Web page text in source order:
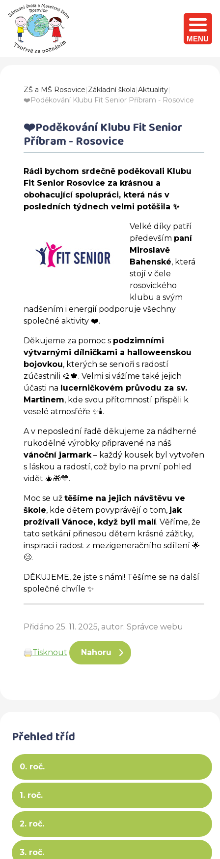
MENU
ZŠ a MŠ Rosovice|Základní škola|Aktuality|
❤️Poděkování Klubu Fit Senior Příbram - Rosovice
❤️Poděkování Klubu Fit Senior
Příbram - Rosovice
Rádi bychom srdečně poděkovali Klubu
Fit Senior Rosovice za krásnou a
obohacující spolupráci, která nás v
posledních týdnech velmi potěšila ✨
Velké díky patří
především paní
Miroslavě
Bahenské, která
stojí v čele
rosovického
klubu a svým
nadšením i energií podporuje všechny
společné aktivity ❤️.
Děkujeme za pomoc s podzimními
výtvarnými dílničkami a halloweenskou
bojovkou, kterých se senioři s radostí
zúčastnili 🎨🍁. Velmi si vážíme také jejich
účasti na lucerničkovém průvodu za sv.
Martinem, kde svou přítomností přispěli k
veselé atmosféře ✨🕯️.
A v neposlední řadě děkujeme za nádherné
rukodělné výrobky připravené na náš
vánoční jarmark– každý kousek byl vytvořen
s láskou a radostí, což bylo na první pohled
vidět 🎄🎁💛.
Moc se už těšíme na jejich návštěvu ve
škole, kde dětem povyprávějí o tom, jak
prožívali Vánoce, když byli malí. Věříme, že
tato setkání přinesou dětem krásné zážitky,
inspiraci i radost z mezigeneračního sdílení 🌟
😊.
DĚKUJEME, že jste s námi! Těšíme se na další
společné chvíle ✨
Přidáno 25. 11. 2025, autor: Správce webu
Tisknout Nahoru
Přehled tříd
0. roč.
1. roč.
2. roč.
3. roč.